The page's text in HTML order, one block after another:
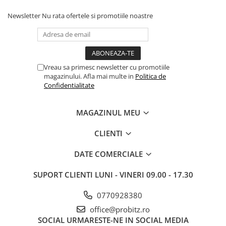
Business.
DIMM Micron 8GB, DDR4 2133MHz, CL15, 1.2V, Non-ECC,
Tip: DDR4 DIMM
Frecvență: 2133MHz
Latență: CL15
Newsletter Nu rata ofertele si promotiile noastre
Vreau sa primesc newsletter cu promotiile
magazinului. Afla mai multe in Politica de
Confidentialitate
MAGAZINUL MEU
CLIENTI
DATE COMERCIALE
SUPORT CLIENTI LUNI - VINERI 09.00 - 17.30
0770928380
office@probitz.ro
SOCIAL URMARESTE-NE IN SOCIAL MEDIA